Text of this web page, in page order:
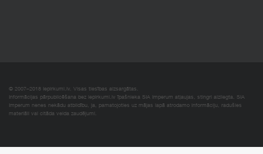
© 2007–2018 Iepirkumi.lv. Visas tiesības aizsargātas.
Informācijas pārpublicēšana bez iepirkumi.lv īpašnieka SIA Imperum atļaujas, stingri aizliegta. SIA
Imperum nenes nekādu atbildību, ja, pamatojoties uz mājas lapā atrodamo informāciju, radušies
materiāli vai citāda veida zaudējumi.